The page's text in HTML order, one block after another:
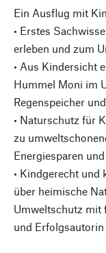
Ein Ausflug mit
• Erstes
erleben und zum
• Aus Kindersicht
Hummel Moni im
Regenspeicher
• Naturschutz für
zu
Energiesparen
• Kindgerecht und
über heimische
Umweltschutz mit
und Erfolgsautorin